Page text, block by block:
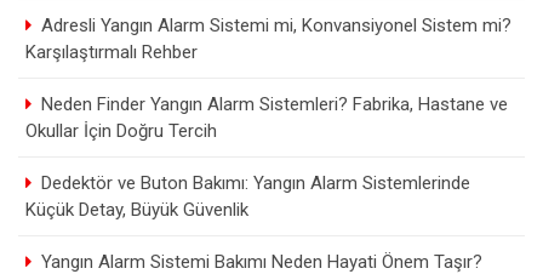
Adresli Yangın Alarm Sistemi mi, Konvansiyonel Sistem mi?
Karşılaştırmalı Rehber
Neden Finder Yangın Alarm Sistemleri? Fabrika, Hastane ve
Okullar İçin Doğru Tercih
Dedektör ve Buton Bakımı: Yangın Alarm Sistemlerinde
Küçük Detay, Büyük Güvenlik
Yangın Alarm Sistemi Bakımı Neden Hayati Önem Taşır?